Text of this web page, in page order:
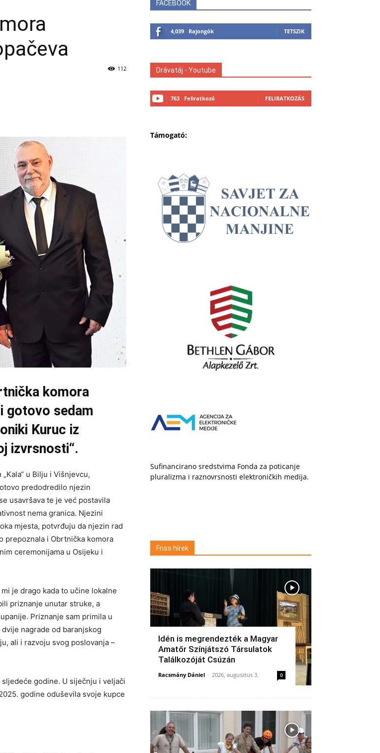
112
komora
gotovo sedam
Kuruc iz
izvrsnosti“.
u Bilju i Višnjevcu,
predodredilo njezin
usavršava te je već postavila
nema granica. Njezini
mjesta, potvrđuju da njezin rad
prepoznala i Obrtnička komora
ceremonijama u Osijeku i
je drago kada to učine lokalne
priznanje unutar struke, a
Priznanje sam primila u
nagrade od baranjskog
ali i razvoju svog poslovanja –
godine. U siječnju i veljači
godine oduševila svoje kupce
FACEBOOK
4,039 Rajongók TETSZIK
Drávatáj - Youtube
763 Feliratkozó FELIRATKOZÁS
Támogató:
Sufinancirano sredstvima Fonda za poticanje
pluralizma i raznovrsnosti elektroničkih medija.
Friss hírek
Idén is megrendezték a Magyar
Amatőr Színjátszó Társulatok
Találkozóját Csúzán
Racsmány Dániel - 2026, augusztus 3. 0